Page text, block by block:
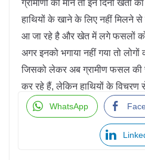
ग्रामीणों की मानें तो इन दिनों
हाथियों के खाने के लिए नहीं मिलने से
आ जा रहे है और खेत में लगे फसलों
अगर इनको भगाया नहीं गया तो
जिसको लेकर अब ग्रामीण फसल की
कर रहे हैं, लेकिन हाथियों के विचरण
WhatsApp